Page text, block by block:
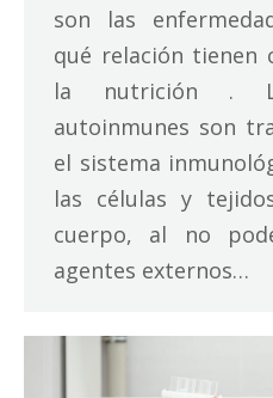
son las
qué relación tienen
la nutrición .
autoinmunes son
el sistema
las células y
cuerpo, al no
agentes externos…